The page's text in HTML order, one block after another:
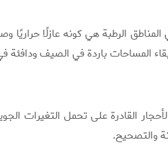
الرطبة هي كونه عازلًا حراريًا
المساحات باردة في الصيف ودافئة
القادرة على تحمل التغيرات
والتصحيح.